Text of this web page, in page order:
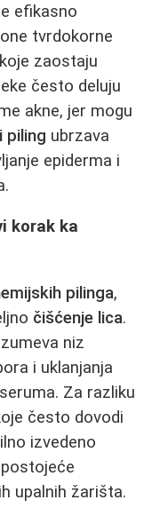
efikasno
tvrdokorne
zaostaju
često deluju
akne, jer mogu
piling ubrzava
epiderma i
korak ka
pilinga,
čišćenje lica.
niz
i uklanjanja
Za razliku
često dovodi
izvedeno
upalnih žarišta.